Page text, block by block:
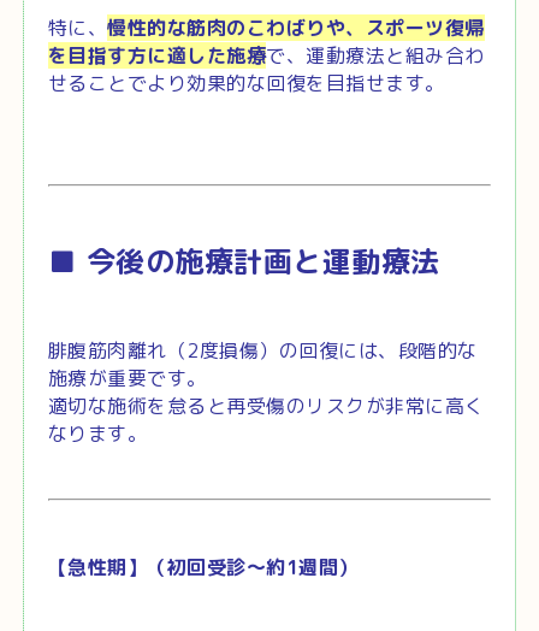
特に、慢性的な筋肉のこわばりや、スポーツ復帰
を目指す方に適した施療で、運動療法と組み合わ
せることでより効果的な回復を目指せます。
■ 今後の施療計画と運動療法
腓腹筋肉離れ（2度損傷）の回復には、段階的な
施療が重要です。
適切な施術を怠ると再受傷のリスクが非常に高く
なります。
【急性期】（初回受診～約1週間）